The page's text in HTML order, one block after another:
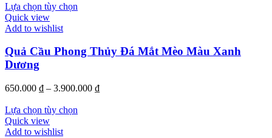
Lựa chọn tùy chọn
Quick view
Add to wishlist
Quả Cầu Phong Thủy Đá Mắt Mèo Màu Xanh
Dương
650.000 ₫ – 3.900.000 ₫
Lựa chọn tùy chọn
Quick view
Add to wishlist